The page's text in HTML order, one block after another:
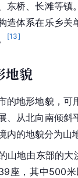
东桥 、长滩等镇
造体系在乐乡关
[13]
地貌
的地形地貌，可
、从北向南倾斜
内的地貌分为山
山地由东部的大
座，其中500